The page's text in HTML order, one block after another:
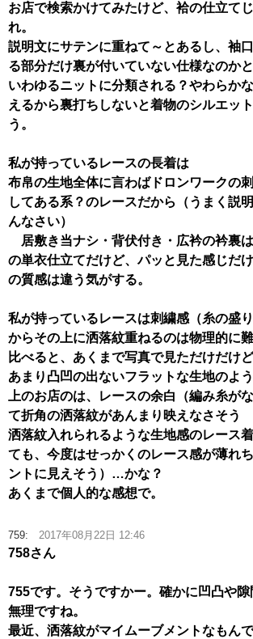
お店で検索かけてみたけど、袷の仕立て
れ。
説明文にサテンに重ねて～とあるし、袖
る部分だけ裏が付いていない仕様なのかと
いわゆるニットに分類される？やわらか
えるから裏打ちしないと着物のシルエッ
う。
私が持っているレースの長着は
布帛の生地全体に言わばドロンワークの
してある系？のレースだから（うまく説
んなさい）
居敷き当ナシ・背伏付き・広衿の衿裏
の単衣仕立てだけど、パッと見た感じだ
の質感は違う気がする。
私が持っているレースは刺繍感（糸の盛
からその上に洒落紋重ねるのは物理的に難
比べると、あくまで写真で見ただけだけ
あまり凸凹の出ないフラットな生地のよ
上のお店のは、レースの余白（編み糸が
て折角の洒落紋があんまり映えなさそう
洒落紋入れられるような生地感のレース
ても、今度はせっかくのレース感が薄れ
ントに見えそう）…かな？
あくまで個人的な感想で。
759: 2017年08月22日 12:46
758さん
755です。そうですかー。確かに凹凸や
無理ですね。
最近、洒落紋がマイムーブメントなもんで